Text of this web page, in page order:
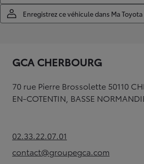
Enregistrez ce véhicule dans Ma Toyota
GCA CHERBOURG
70 rue Pierre Brossolette 50110
EN-COTENTIN, BASSE
02.33.22.07.01(Opens in new tab)
contact@groupegca.com
(Opens in new tab)